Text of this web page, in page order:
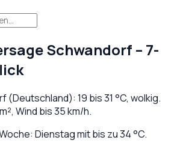
Schwandorf – 7-
(Deutschland): 19 bis31 °C, wolkig.
Wind bis35km/h.
Dienstag mit bis zu 34 °C.